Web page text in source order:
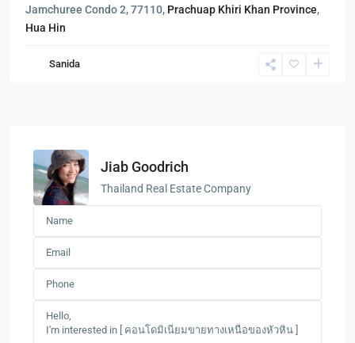
Jamchuree Condo 2, 77110, Prachuap Khiri Khan Province,
Hua Hin
Sanida
Jiab Goodrich
Thailand Real Estate Company